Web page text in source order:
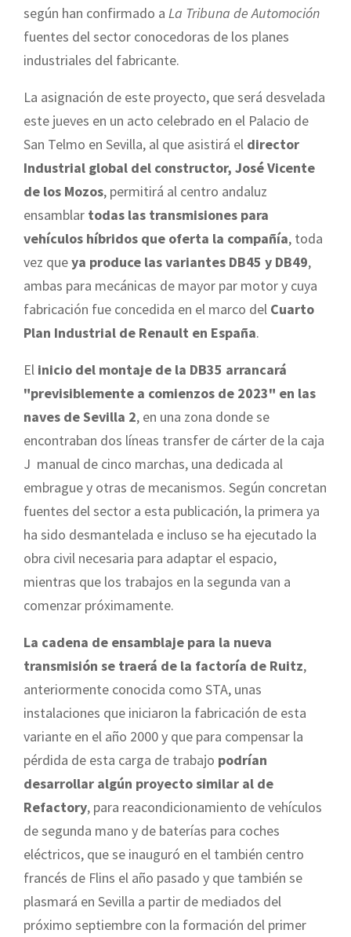
según han confirmado a La Tribuna de Automoción
fuentes del sector conocedoras de los planes
industriales del fabricante.
La asignación de este proyecto, que será desvelada
este jueves en un acto celebrado en el Palacio de
San Telmo en Sevilla, al que asistirá el director
Industrial global del constructor, José Vicente
de los Mozos, permitirá al centro andaluz
ensamblar todas las transmisiones para
vehículos híbridos que oferta la compañía, toda
vez queya produce las variantes DB45 y DB49,
ambas para mecánicas de mayor par motor y cuya
fabricación fue concedida en el marco del Cuarto
Plan Industrial de Renault en España.
El inicio del montaje de la DB35 arrancará
"previsiblemente a comienzos de 2023" en las
naves de Sevilla 2, en una zona donde se
encontraban dos líneas transfer de cárter de la caja
J manual de cinco marchas, una dedicada al
embrague y otras de mecanismos. Según concretan
fuentes del sector a esta publicación, la primera ya
ha sido desmantelada e incluso se ha ejecutado la
obra civil necesaria para adaptar el espacio,
mientras que los trabajos en la segunda van a
comenzar próximamente.
La cadena de ensamblaje para la nueva
transmisión se traerá de la factoría de Ruitz,
anteriormente conocida como STA, unas
instalaciones que iniciaron la fabricación de esta
variante en el año 2000 y que para compensar la
pérdida de esta carga de trabajo podrían
desarrollar algún proyecto similar al de
Refactory, para reacondicionamiento de vehículos
de segunda mano y de baterías para coches
eléctricos, que se inauguró en el también centro
francés de Flins el año pasado y que también se
plasmará en Sevilla a partir de mediados del
próximo septiembre con la formación del primer